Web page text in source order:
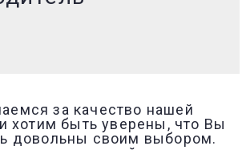
за качество нашей
хотим быть уверены, что Вы
довольны своим выбором.